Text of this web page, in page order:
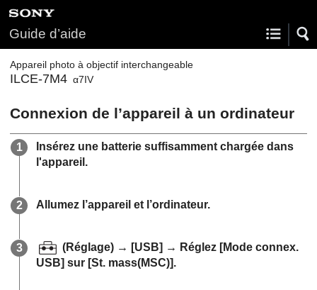
Guide d’aide
Appareil photo à objectif interchangeable
ILCE-7M4 α7IV
Connexion de l’appareil à un ordinateur
Insérez une batterie suffisamment chargée dans
l'appareil.
Allumez l’appareil et l’ordinateur.
(Réglage)→ [USB] → Réglez [Mode connex.
USB] sur [St. mass(MSC)].